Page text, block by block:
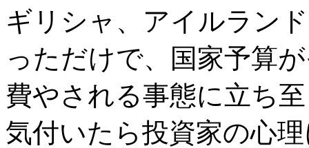
ギリシャ、アイルラン
っただけで、国家予算
費やされる事態に立ち
気付いたら投資家の心